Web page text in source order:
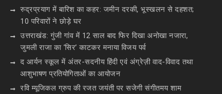
रुद्रप्रयाग में बारिश का कहर: जमीन दरकी, भूस्खलन से दहशत;
10 परिवारों ने छोड़े घर
उत्तराखंड: गुंजी गांव में 12 साल बाद फिर दिखा अनोखा नजारा,
जुमली राजा का ‘सिर’ काटकर मनाया विजय पर्व
द आर्यन स्कूल में अंतर-सदनीय हिंदी एवं अंग्रेज़ी वाद-विवाद तथा
आशुभाषण प्रतियोगिताओं का आयोजन
रवि म्यूजिकल ग्रुप की रजत जयंती पर सजेगी संगीतमय शाम